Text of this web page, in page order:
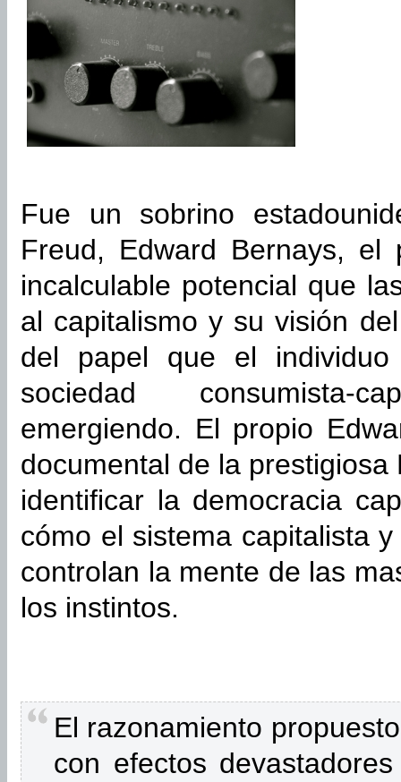
Fue un sobrino
Freud, Edward Bernays, el
incalculable potencial que
al capitalismo y su visión
del papel que el
sociedad consumista-
emergiendo. El propio
documental de la
identificar la democracia
cómo el sistema capitalista
controlan la mente de las
los instintos.
El razonamiento
con efectos